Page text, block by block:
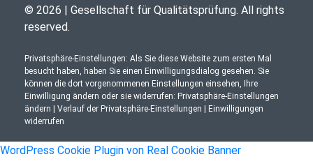
© 2026 | Gesellschaft für Qualitätsprüfung. All rights
reserved.
Privatsphäre-Einstellungen: Als Sie diese Website zum ersten Mal
besucht haben, haben Sie einen Einwilligungsdialog gesehen. Sie
können die dort vorgenommenen Einstellungen einsehen, Ihre
Einwilligung ändern oder sie widerrufen: Privatsphäre-Einstellungen
ändern
Verlauf der Privatsphäre-Einstellungen
Einwilligungen
widerrufen
WordPress Cookie Plugin von Real Cookie Banner